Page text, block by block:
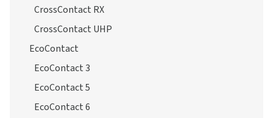
CrossContact RX
CrossContact UHP
EcoContact
EcoContact 3
EcoContact 5
EcoContact 6